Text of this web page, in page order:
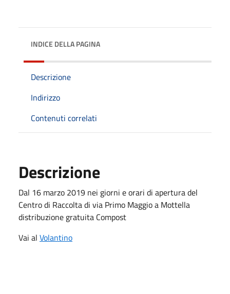
INDICE DELLA PAGINA
Descrizione
Indirizzo
Contenuti correlati
Descrizione
Dal 16 marzo 2019 nei giorni e orari di apertura del
Centro di Raccolta di via Primo Maggio a Mottella
distribuzione gratuita Compost
Vai al Volantino